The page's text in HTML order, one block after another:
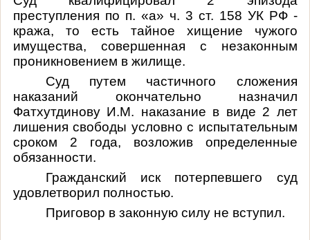
преступления по п. «а» ч. 3 ст. 158 УК РФ -
кража, то есть тайное хищение чужого
имущества, совершенная с незаконным
проникновением в жилище.
Суд путем частичного сложения
наказаний окончательно назначил
Фатхутдинову И.М. наказание в виде 2 лет
лишения свободы условно с испытательным
сроком 2 года, возложив определенные
обязанности.
Гражданский иск потерпевшего суд
удовлетворил полностью.
Приговор в законную силу не вступил.